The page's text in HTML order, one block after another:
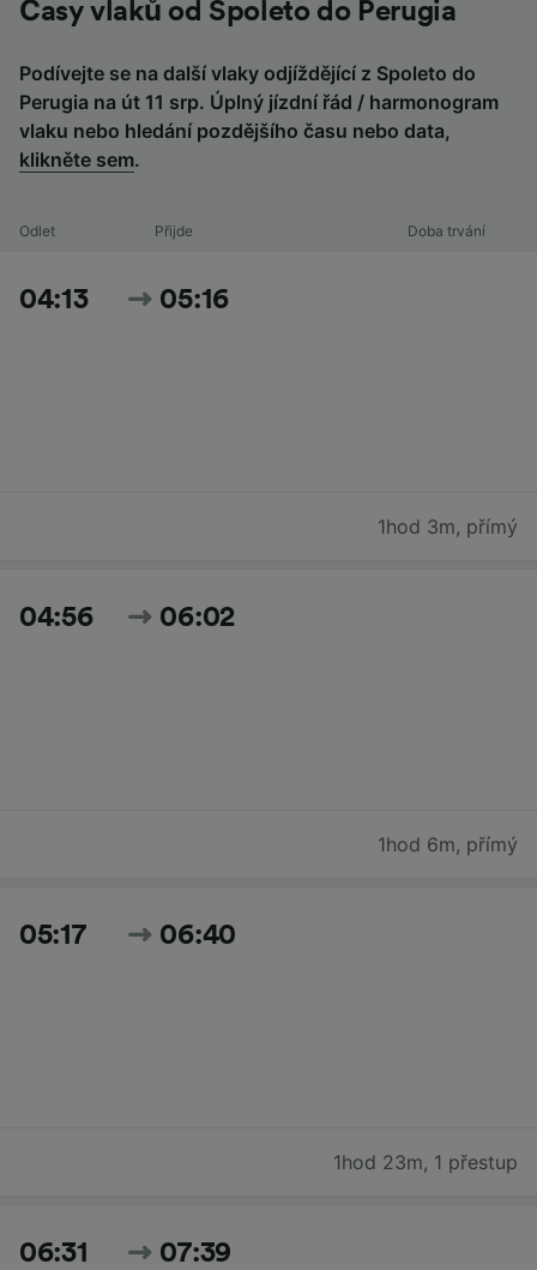
Časy vlaků od Spoleto do Perugia
Podívejte se na další vlaky odjíždějící z Spoleto do
Perugia na út 11 srp. Úplný jízdní řád / harmonogram
vlaku nebo hledání pozdějšího času nebo data,
klikněte sem.
Odlet Přijde Doba trvání
04:13 05:16
1hod 3m, přímý
04:56 06:02
1hod 6m, přímý
05:17 06:40
1hod 23m, 1 přestup
06:31 07:39